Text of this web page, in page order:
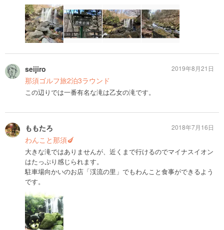
seijiro
那須ゴルフ旅2泊3ラウンド
この辺りでは一番有名な滝は乙女の滝です。
2019年8月21日
ももたろ
わんこと那須🍆
大きな滝ではありませんが、近くまで行けるのでマイナスイオン
はたっぷり感じられます。
駐車場向かいのお店「渓流の里」でもわんこと食事ができるよう
です。
2018年7月16日